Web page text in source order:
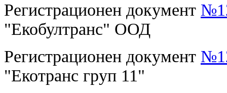
Регистрационен документ
"Екобултранс" ООД
Регистрационен документ
"Екотранс груп 11"